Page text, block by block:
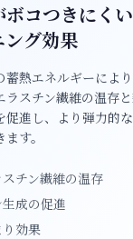
コつきにく
グ効果
蓄熱エネルギーによ
ラスチン繊維の温存
促進し、より弾力的
す。
チン繊維の温存
成の促進
効果